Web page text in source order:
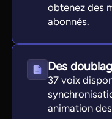
obtenez des
abonnés.
Des
37 voix
animation